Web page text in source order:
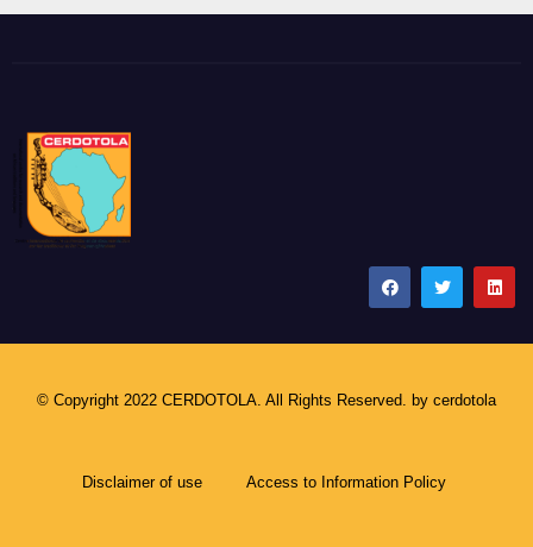
© Copyright 2022 CERDOTOLA. All Rights Reserved. by cerdotola
Disclaimer of use Access to Information Policy